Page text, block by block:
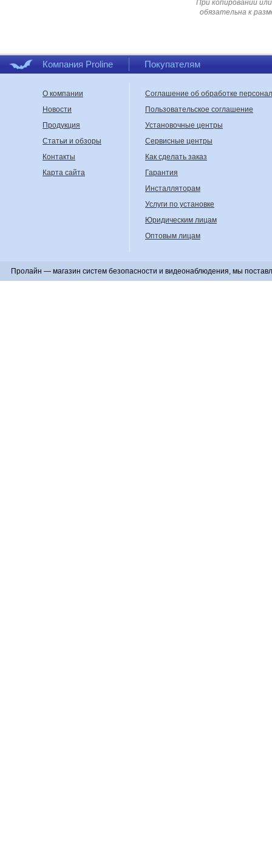
При копировании
обязательна к
Компания Proline Покупателям
О компании
Новости
Продукция
Статьи и обзоры
Контакты
Карта сайта
Соглашение об обработке
Пользовательское соглашение
Установочные центры
Сервисные центры
Как сделать заказ
Гарантия
Инсталляторам
Услуги по установке
Юридическим лицам
Оптовым лицам
Пролайн — магазин систем безопасности и видеонаблюдения, мы